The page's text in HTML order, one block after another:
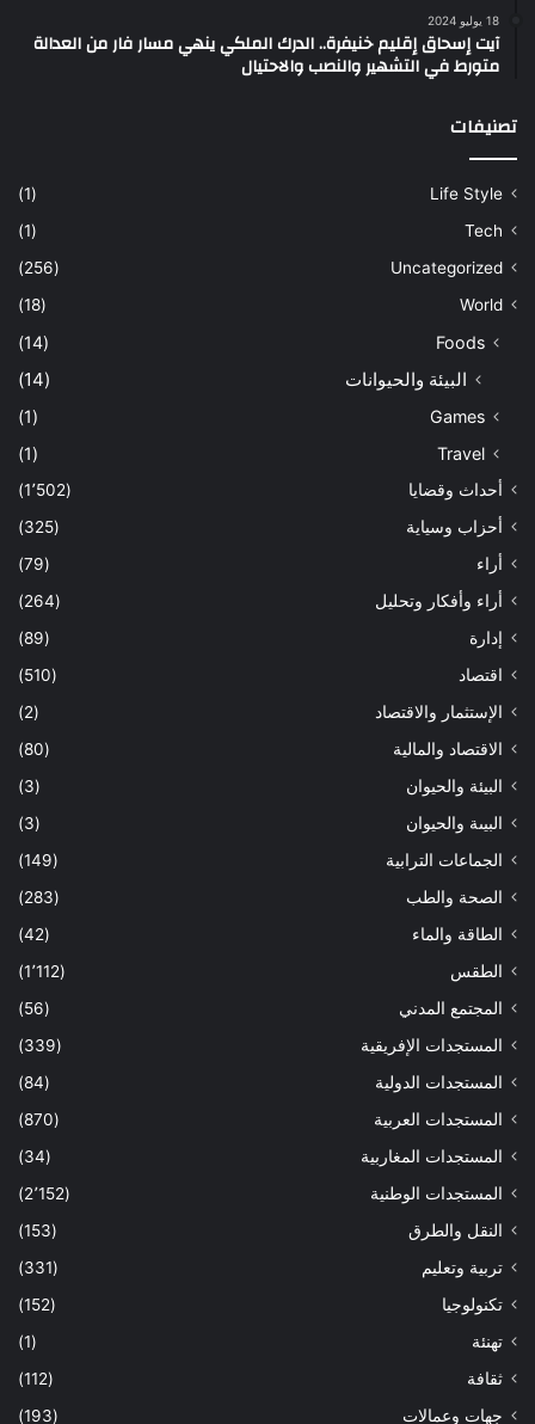
18 يوليو 2024
آيت إسحاق إقليم خنيفرة.. الدرك الملكي ينهي مسار فار من العدالة
متورط في التشهير والنصب والاحتيال
تصنيفات
Life Style
(1)
Tech
(1)
Uncategorized
(256)
World
(18)
Foods
(14)
البيئة والحيوانات (14)
Games
(1)
Travel
(1)
أحداث وقضايا
(1٬502)
أحزاب وسياية
(325)
أراء
(79)
أراء وأفكار وتحليل
(264)
إدارة
(89)
اقتصاد
(510)
الإستثمار والاقتصاد
(2)
الاقتصاد والمالية
(80)
البيئة والحيوان
(3)
البيىة والحيوان
(3)
الجماعات الترابية
(149)
الصحة والطب
(283)
الطاقة والماء
(42)
الطقس
(1٬112)
المجتمع المدني
(56)
المستجدات الإفريقية
(339)
المستجدات الدولية
(84)
المستجدات العربية
(870)
المستجدات المغاربية
(34)
المستجدات الوطنية
(2٬152)
النقل والطرق
(153)
تربية وتعليم
(331)
تكنولوجيا
(152)
تهنئة
(1)
ثقافة
(112)
جهات وعمالات
(193)